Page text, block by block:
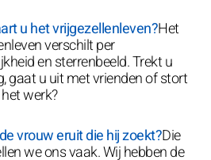
u het vrijgezellenleven?Het
verschilt per
en sterrenbeeld. Trekt u
gaat u uit met vrienden of stort
werk?
vrouw eruit die hij zoekt?Die
we ons vaak. Wij hebben de